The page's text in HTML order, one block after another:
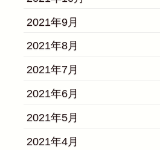
2021年9月
2021年8月
2021年7月
2021年6月
2021年5月
2021年4月